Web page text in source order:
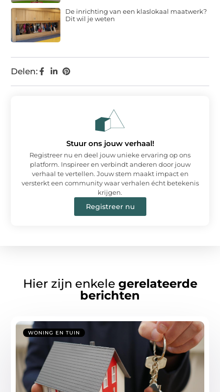
Delen:
De inrichting van een klaslokaal maatwerk?
Dit wil je weten
Stuur ons jouw verhaal!
Registreer nu en deel jouw unieke ervaring op ons
platform. Inspireer en verbindt anderen door jouw
verhaal te vertellen. Jouw stem maakt impact en
versterkt een community waar verhalen écht betekenis
krijgen.
Registreer nu
Hier zijn enkele gerelateerde
berichten
WONING EN TUIN